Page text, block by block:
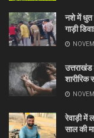
नशे में धुत
गाड़ी
शारीरिक
रेवाड़ी में
साल की